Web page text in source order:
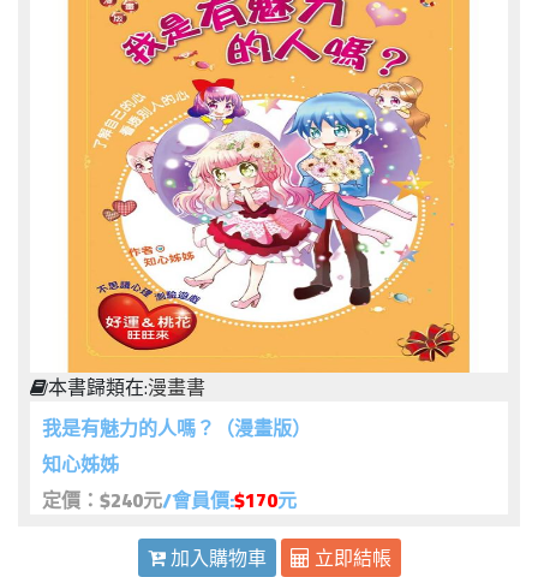
本書歸類在:漫畫書
我是有魅力的人嗎？（漫畫版）
知心姊姊
定價：$240元/會員價:$170元
加入購物車
立即結帳